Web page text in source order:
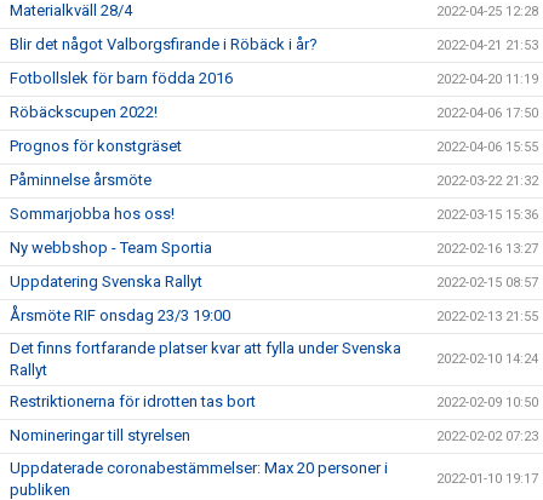
Materialkväll 28/4 2022-04-25 12:28
Blir det något Valborgsfirande i Röbäck i år? 2022-04-21 21:53
Fotbollslek för barn födda 2016 2022-04-20 11:19
Röbäckscupen 2022! 2022-04-06 17:50
Prognos för konstgräset 2022-04-06 15:55
Påminnelse årsmöte 2022-03-22 21:32
Sommarjobba hos oss! 2022-03-15 15:36
Ny webbshop - Team Sportia 2022-02-16 13:27
Uppdatering Svenska Rallyt 2022-02-15 08:57
Årsmöte RIF onsdag 23/3 19:00 2022-02-13 21:55
Det finns fortfarande platser kvar att fylla under Svenska
Rallyt
2022-02-10 14:24
Restriktionerna för idrotten tas bort 2022-02-09 10:50
Nomineringar till styrelsen 2022-02-02 07:23
Uppdaterade coronabestämmelser: Max 20 personer i
publiken
2022-01-10 19:17